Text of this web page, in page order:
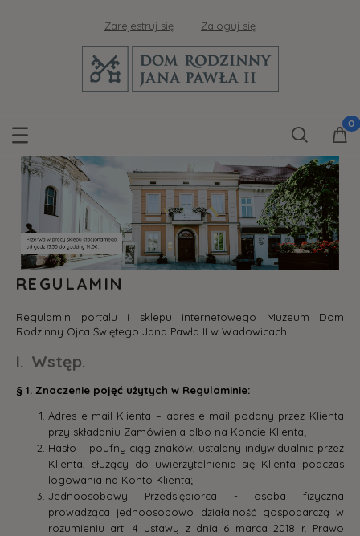
Zarejestruj się Zaloguj się
REGULAMIN
Regulamin portalu i sklepu internetowego Muzeum Dom
Rodzinny Ojca Świętego Jana Pawła II w Wadowicach
I. Wstęp.
§ 1. Znaczenie pojęć użytych w Regulaminie:
Adres e-mail Klienta – adres e-mail podany przez Klienta
przy składaniu Zamówienia albo na Koncie Klienta;
Hasło – poufny ciąg znaków, ustalany indywidualnie przez
Klienta, służący do uwierzytelnienia się Klienta podczas
logowania na Konto Klienta;
Jednoosobowy Przedsiębiorca - osoba fizyczna
prowadząca jednoosobowo działalność gospodarczą w
rozumieniu art. 4 ustawy z dnia 6 marca 2018 r. Prawo